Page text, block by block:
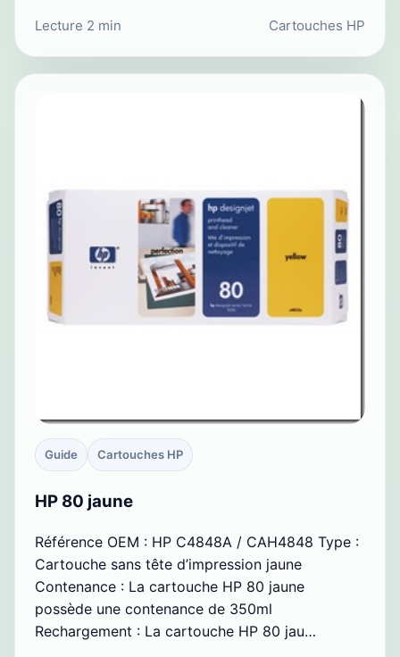
Lecture 2 min Cartouches HP
Guide Cartouches HP
HP 80 jaune
Référence OEM : HP C4848A / CAH4848 Type :
Cartouche sans tête d’impression jaune
Contenance : La cartouche HP 80 jaune
possède une contenance de 350ml
Rechargement : La cartouche HP 80 jau…